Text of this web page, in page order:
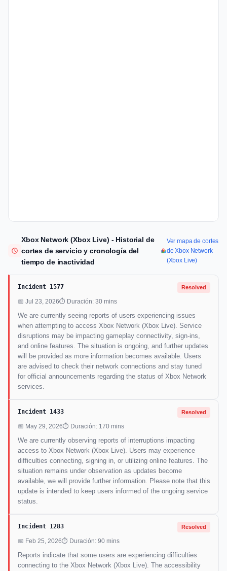
Xbox Network (Xbox Live) - Historial de
cortes de servicio y cronología del
tiempo de inactividad
Ver mapa de cortes
de Xbox Network
(Xbox Live)
Incident 1577 Resolved
📅 Jul 23, 2026⏱ Duración: 30 mins
We are currently seeing reports of users experiencing issues
when attempting to access Xbox Network (Xbox Live). Service
disruptions may be impacting gameplay connectivity, sign-ins,
and online features. The situation is ongoing, and further updates
will be provided as more information becomes available. Users
are advised to check their network connections and stay tuned
for official announcements regarding the status of Xbox Network
services.
Incident 1433 Resolved
📅 May 29, 2026⏱ Duración: 170 mins
We are currently observing reports of interruptions impacting
access to Xbox Network (Xbox Live). Users may experience
difficulties connecting, signing in, or utilizing online features. The
situation remains under observation as updates become
available, we will provide further information. Please note that this
update is intended to keep users informed of the ongoing service
status.
Incident 1283 Resolved
📅 Feb 25, 2026⏱ Duración: 90 mins
Reports indicate that some users are experiencing difficulties
connecting to the Xbox Network (Xbox Live). The accessibility